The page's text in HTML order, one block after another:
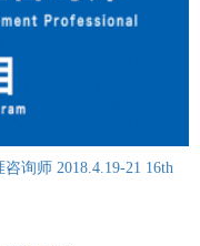
询师 2018.4.19-21 16th